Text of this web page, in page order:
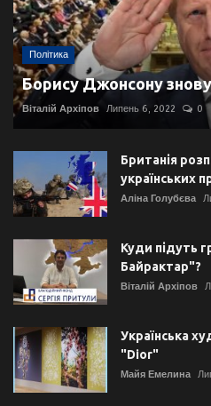
Політика
Борису Джонсону
Віталій Архіпов Липень 6, 2022 0
Британія
українських
Аліна Голубєва
Куди підуть
Байрактар"?
Віталій Архіпов
Українська
"Dior"
Майя Емелина